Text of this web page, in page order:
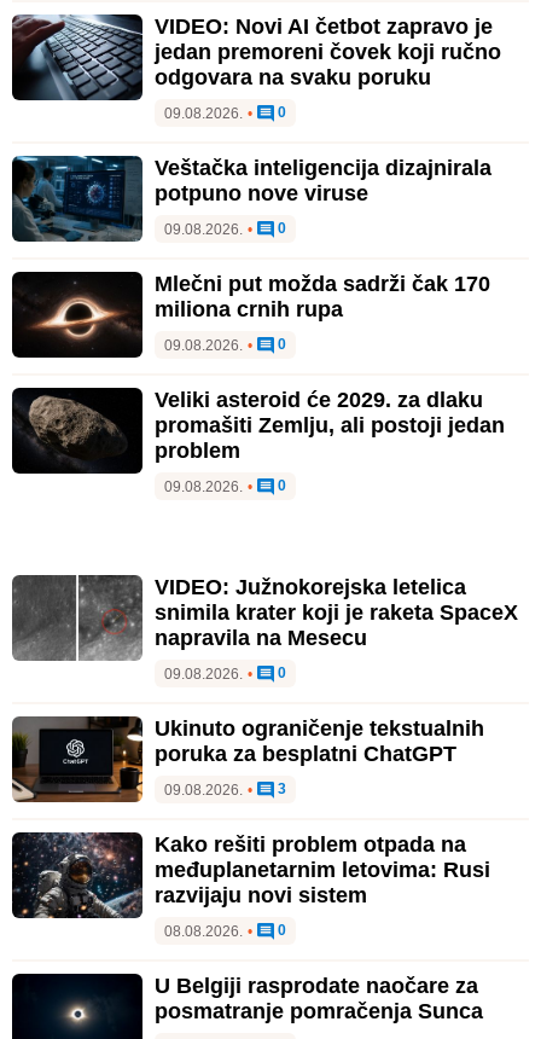
VIDEO: Novi AI četbot zapravo je
jedan premoreni čovek koji ručno
odgovara na svaku poruku
09.08.2026. • 0
Veštačka inteligencija dizajnirala
potpuno nove viruse
09.08.2026. • 0
Mlečni put možda sadrži čak 170
miliona crnih rupa
09.08.2026. • 0
Veliki asteroid će 2029. za dlaku
promašiti Zemlju, ali postoji jedan
problem
09.08.2026. • 0
VIDEO: Južnokorejska letelica
snimila krater koji je raketa SpaceX
napravila na Mesecu
09.08.2026. • 0
Ukinuto ograničenje tekstualnih
poruka za besplatni ChatGPT
09.08.2026. • 3
Kako rešiti problem otpada na
međuplanetarnim letovima: Rusi
razvijaju novi sistem
08.08.2026. • 0
U Belgiji rasprodate naočare za
posmatranje pomračenja Sunca